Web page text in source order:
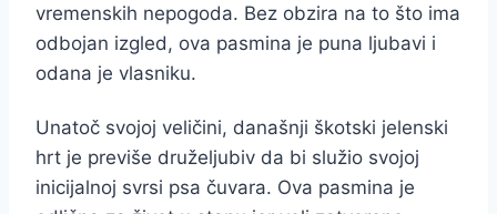
vremenskih nepogoda. Bez obzira na to što ima
odbojan izgled, ova pasmina je puna ljubavi i
odana je vlasniku.
Unatoč svojoj veličini, današnji škotski jelenski
hrt je previše druželjubiv da bi služio svojoj
inicijalnoj svrsi psa čuvara. Ova pasmina je